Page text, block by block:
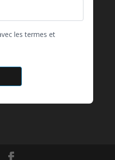
les termes et